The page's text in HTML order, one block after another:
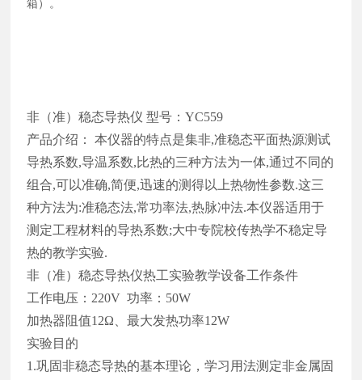
箱）。
非（准）稳态导热仪 型号：YC559
产品介绍： 本仪器的特点是集非,准稳态平面热源测试
导热系数,导温系数,比热的三种方法为一体,通过不同的
组合,可以准确,简便,迅速的测得以上热物性参数.这三
种方法为:准稳态法,常功率法,热脉冲法.本仪器适用于
测定工程材料的导热系数;大中专院校传热学不稳定导
热的教学实验.
非（准）稳态导热仪热工实验教学设备工作条件
工作电压：220V 功率：50W
加热器阻值12Ω、最大发热功率12W
实验目的
1.巩固非稳态导热的基本理论，学习用法测定非金属固